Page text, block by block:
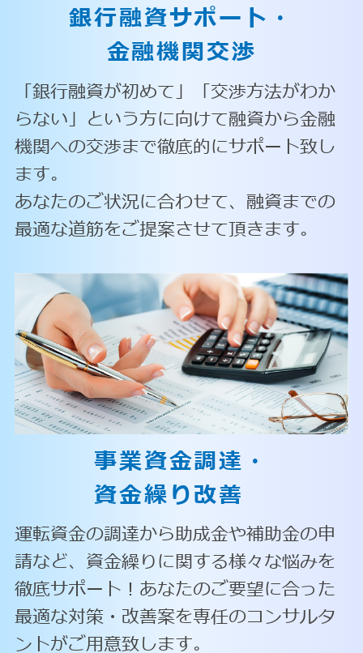
銀行融資サポート・
金融機関交渉
「銀行融資が初めて」「交渉方法がわか
らない」という方に向けて融資から金融
機関への交渉まで徹底的にサポート致し
ます。
あなたのご状況に合わせて、融資までの
最適な道筋をご提案させて頂きます。
事業資金調達・
資金繰り改善
運転資金の調達から助成金や補助金の申
請など、資金繰りに関する様々な悩みを
徹底サポート！あなたのご要望に合った
最適な対策・改善案を専任のコンサルタ
ントがご用意致します。